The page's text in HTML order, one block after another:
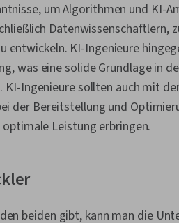
Engineering
Generative
Agentische
LLM-
um Algorithmen und KI-
Datenwissenschaftlern,
entwickeln. KI-Ingenieure
was eine solide Grundlage in
Ingenieure sollten auch mit
der Bereitstellung und
Leistung erbringen.
beiden gibt, kann man die